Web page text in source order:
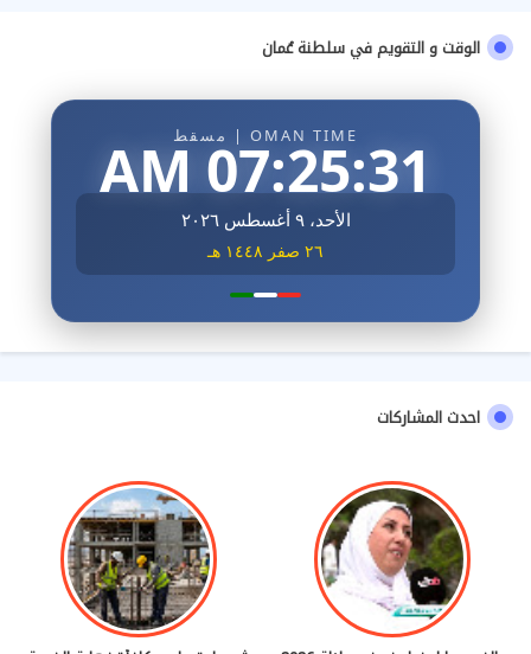
الوقت و التقويم في سلطنة عُمان
OMAN TIME | مسقط
07:25:33 AM
الأحد، ٩ أغسطس ٢٠٢٦
٢٦ صفر ١٤٤٨ هـ
احدث المشاركات